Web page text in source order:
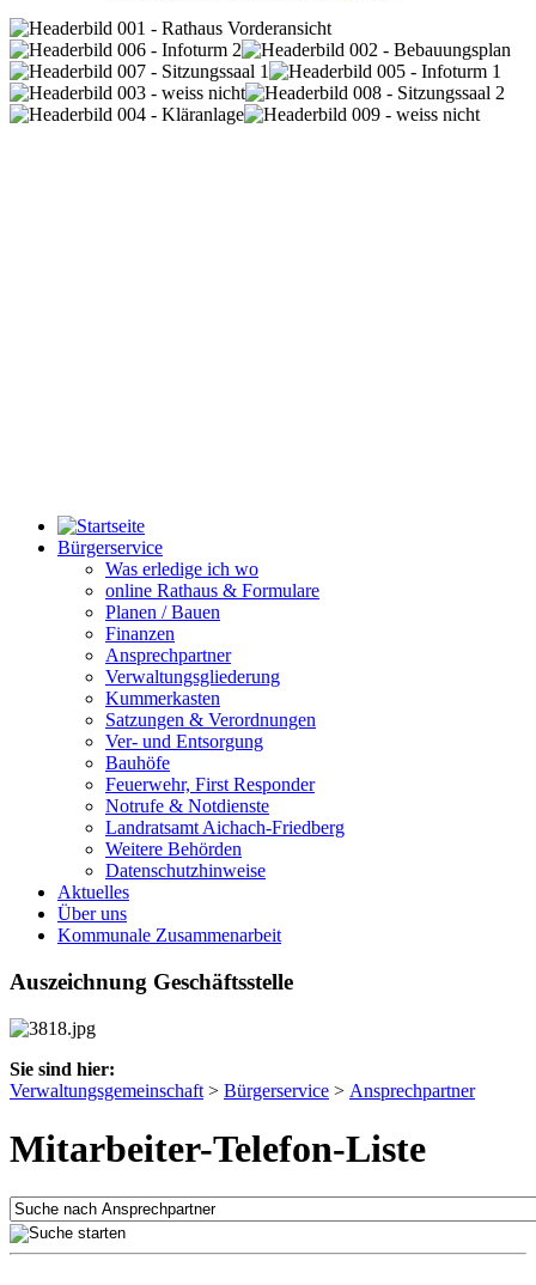
Bürgerservice
Was erledige ich wo
online Rathaus & Formulare
Planen / Bauen
Finanzen
Ansprechpartner
Verwaltungsgliederung
Kummerkasten
Satzungen & Verordnungen
Ver- und Entsorgung
Bauhöfe
Feuerwehr, First Responder
Notrufe & Notdienste
Landratsamt Aichach-Friedberg
Weitere Behörden
Datenschutzhinweise
Aktuelles
Über uns
Kommunale Zusammenarbeit
Auszeichnung Geschäftsstelle
Sie sind hier:
Verwaltungsgemeinschaft > Bürgerservice > Ansprechpartner
Mitarbeiter-Telefon-Liste